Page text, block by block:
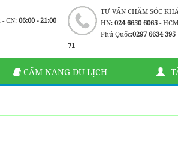
TƯ VẤN CHĂM SÓC
HN: 024 6650 6065-
Phú Quốc:0297 6634 395
71
- CN: 06:00 - 21:00
CẨM NANG DU LỊCH